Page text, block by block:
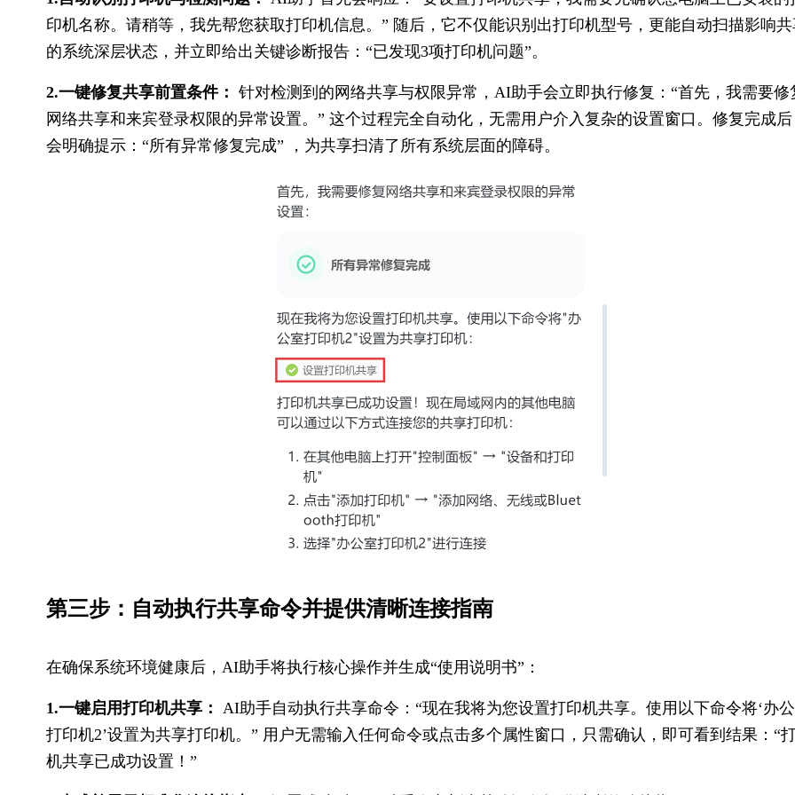
印机名称。请稍等，我先帮您获取打印机信息。” 随后，它不仅能识别出打印机型号，更能自动扫描影响
的系统深层状态，并立即给出关键诊断报告：“已发现3项打印机问题”。
2.一键修复共享前置条件： 针对检测到的网络共享与权限异常，AI助手会立即执行修复：“首先，我需要修
网络共享和来宾登录权限的异常设置。” 这个过程完全自动化，无需用户介入复杂的设置窗口。修复完成后
会明确提示：“所有异常修复完成” ，为共享扫清了所有系统层面的障碍。
第三步：自动执行​共享命令并提供清晰连接指南
在确保系统环境健康后，AI助手将执行核心操作并生成“使用说明书”：
1.一键启用打印机共享：
AI助手自动执行共享命令：“现在我将为您设置打印机共享。使用以下命令将‘办
打印机2’设置为共享打印机。” 用户无需输入任何命令或点击多个属性窗口，只需确认，即可看到结果：“
机共享已成功设置！”